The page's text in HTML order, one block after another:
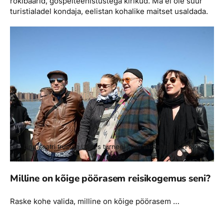
turistialadel kondaja, eelistan kohalike maitset usaldada.
Linnateatri trupiga USA-s turneel selle aasta aprillis. Foto:
erakogu
Milline on kõige pöörasem reisikogemus seni?
Raske kohe valida, milline on kõige pöörasem …